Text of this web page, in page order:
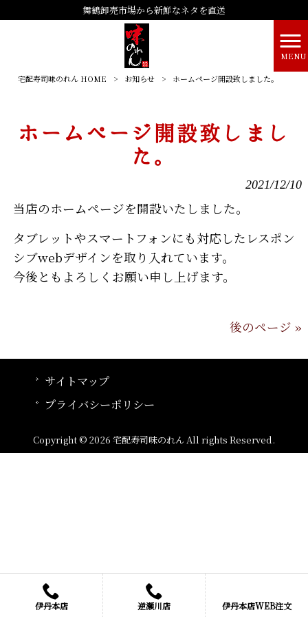
舞鶴卸売市場から新鮮なネタを直送
MENU
宅配寿司味のれん HOME > お知らせ > ホームページ開設致しました。
ホームページ開設致しまし
た。
2021/12/10
当店のホームページを開設いたしました。
タブレットやスマートフォンにも対応したレスポン
シブwebデザインを取り入れています。
今後ともよろしくお願い申し上げます。
後のページ »
サイトマップ
プライバシーポリシー
Copyright © 2026 宅配寿司味のれん All rights Reserved.
伊丹本店 逆瀬川店 伊丹本店WEB注文